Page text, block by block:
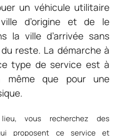
un véhicule utilitaire
d’origine et de le
la ville d’arrivée sans
reste. La démarche à
type de service est à
même que pour une
vous recherchez des
proposent ce service et